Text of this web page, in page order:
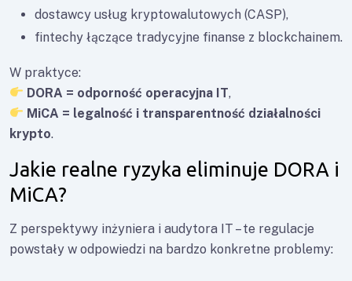
dostawcy usług kryptowalutowych (CASP),
fintechy łączące tradycyjne finanse z blockchainem.
W praktyce:
DORA = odporność operacyjna IT,
MiCA = legalność i transparentność działalności
krypto.
Jakie realne ryzyka eliminuje DORA i
MiCA?
Z perspektywy inżyniera i audytora IT – te regulacje
powstały w odpowiedzi na bardzo konkretne problemy: